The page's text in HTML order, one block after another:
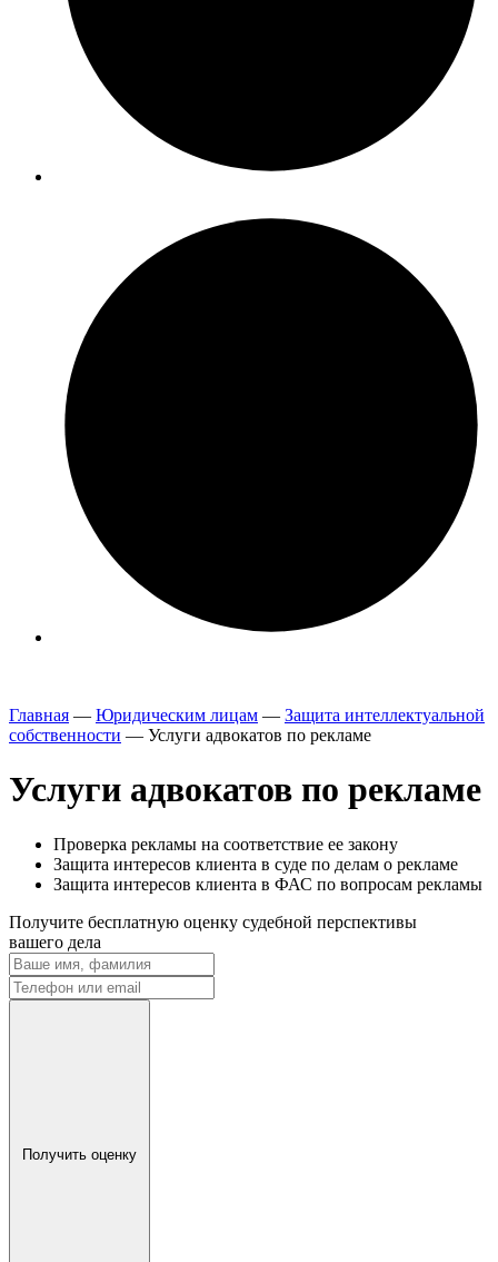
Главная — Юридическим лицам — Защита интеллектуальной
собственности — Услуги адвокатов по рекламе
Услуги адвокатов по рекламе
Проверка рекламы на соответствие ее закону
Защита интересов клиента в суде по делам о рекламе
Защита интересов клиента в ФАС по вопросам рекламы
Получите бесплатную оценку судебной перспективы
вашего дела
Получить оценку